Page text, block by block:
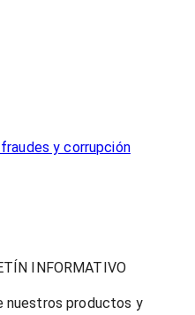
y corrupción
INFORMATIVO
nuestros productos y